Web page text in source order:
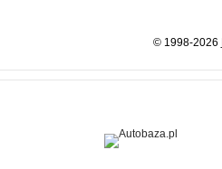
© 1998-2026